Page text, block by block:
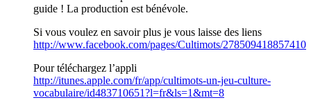
guide ! La production est bénévole.
Si vous voulez en savoir plus je vous laisse des liens
http://www.facebook.com/pages/Cultimots/278509418857410
Pour téléchargez l’appli
http://itunes.apple.com/fr/app/cultimots-un-jeu-culture-
vocabulaire/id483710651?l=fr&ls=1&mt=8